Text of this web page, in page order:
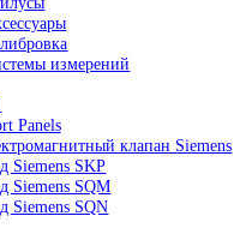
Mitsubishi
MITSUBISHI
Аксессуары
Калибровка
измерений